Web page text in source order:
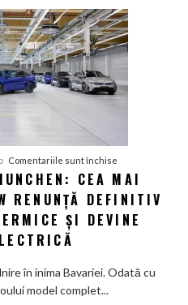
100%
electric
până
2030
șapte
noi
Comentariile sunt închise
O
nouă
eră
Cea
CEA MAI
RENUNȚĂ DEFINITIV
ȘI DEVINE
în inima Bavariei. Odată cu
model complet...